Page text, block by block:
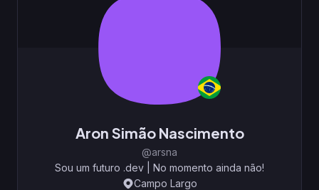
Aron Simão Nascimento
@arsna
Sou um futuro .dev
No momento ainda não!
Campo Largo